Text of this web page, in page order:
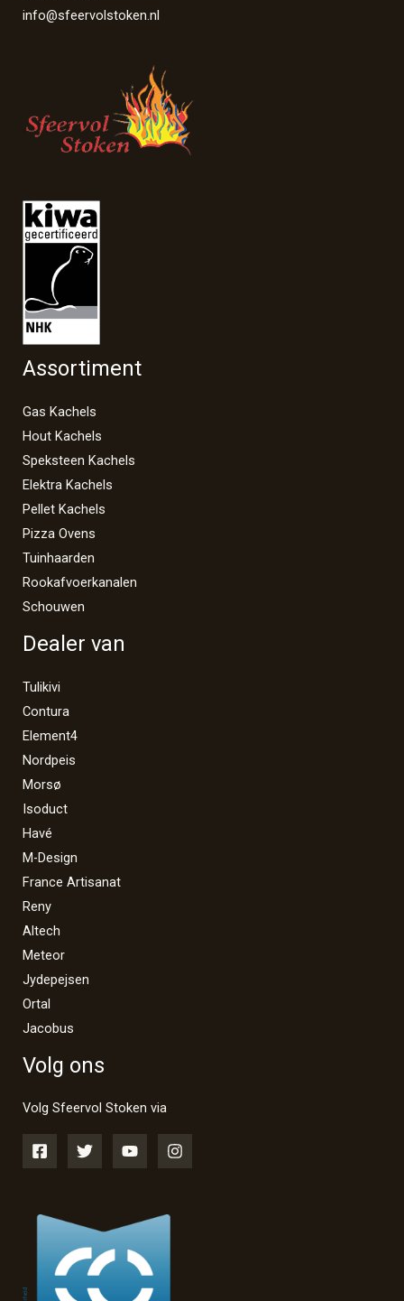
info@sfeervolstoken.nl
Assortiment
Gas Kachels
Hout Kachels
Speksteen Kachels
Elektra Kachels
Pellet Kachels
Pizza Ovens
Tuinhaarden
Rookafvoerkanalen
Schouwen
Dealer van
Tulikivi
Contura
Element4
Nordpeis
Morsø
Isoduct
Havé
M-Design
France Artisanat
Reny
Altech
Meteor
Jydepejsen
Ortal
Jacobus
Volg ons
Volg Sfeervol Stoken via